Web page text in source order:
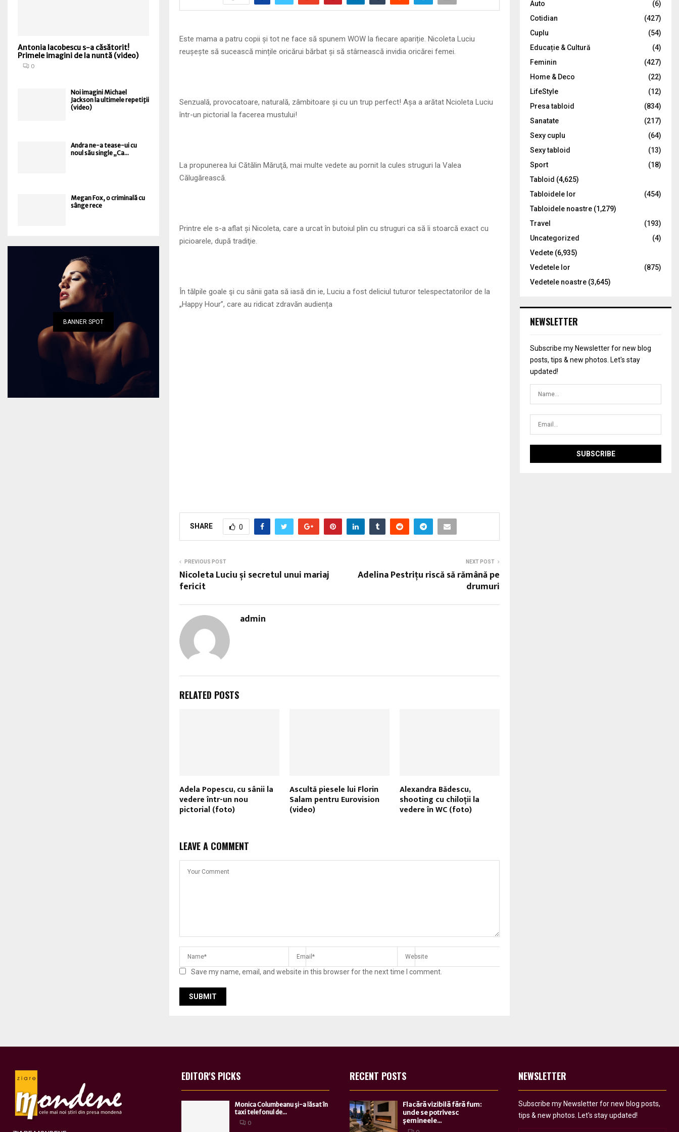
Este mama a patru copii și tot ne face să spunem WOW la fiecare apariție. Nicoleta Luciu
reușește să sucească mințile oricărui bărbat și să stârnească invidia oricărei femei.
Senzuală, provocatoare, naturală, zâmbitoare și cu un trup perfect! Așa a arătat Ncioleta Luciu
într-un pictorial la facerea mustului!
La propunerea lui Cătălin Măruţă, mai multe vedete au pornit la cules struguri la Valea
Călugărească.
Printre ele s-a aflat și Nicoleta, care a urcat în butoiul plin cu struguri ca să îi stoarcă exact cu
picioarele, după tradiţie.
În tălpile goale şi cu sânii gata să iasă din ie, Luciu a fost deliciul tuturor telespectatorilor de la
„Happy Hour”, care au ridicat zdravăn audiența
SHARE 0
PREVIOUS POST
Nicoleta Luciu și secretul unui mariaj
fericit
NEXT POST
Adelina Pestrițu riscă să rămână pe
drumuri
admin
RELATED POSTS
Adela Popescu, cu sânii la
vedere într-un nou
pictorial (foto)
Ascultă piesele lui Florin
Salam pentru Eurovision
(video)
Alexandra Bădescu,
shooting cu chiloții la
vedere în WC (foto)
LEAVE A COMMENT
Save my name, email, and website in this browser for the next time I comment.
Antonia Iacobescu s-a căsătorit!
Primele imagini de la nuntă (video)
0
Noi imagini Michael
Jackson la ultimele repetiţii
(video)
Andra ne-a tease-ui cu
noul său single „Ca...
Megan Fox, o criminală cu
sânge rece
BANNER SPOT
:
C
Auto
(6)
Cotidian
(427)
Cuplu
(54)
Educație & Cultură
(4)
Feminin
(427)
Home & Deco
(22)
LifeStyle
(12)
Presa tabloid
(834)
Sanatate
(217)
Sexy cuplu
(64)
Sexy tabloid
(13)
Sport
(18)
Tabloid (4,625)
Tabloidele lor
(454)
Tabloidele noastre (1,279)
Travel
(193)
Uncategorized
(4)
Vedete (6,935)
Vedetele lor
(875)
Vedetele noastre (3,645)
NEWSLETTER
Subscribe my Newsletter for new blog
posts, tips & new photos. Let's stay
updated!
EDITOR'S PICKS
Monica Columbeanu şi-a lăsat în
taxi telefonul de...
0
RECENT POSTS
Flacără vizibilă fără fum:
unde se potrivesc
șemineele...
NEWSLETTER
Subscribe my Newsletter for new blog posts,
tips & new photos. Let's stay updated!